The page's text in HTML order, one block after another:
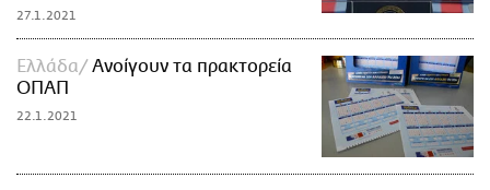
27.1.2021
Ελλάδα
Aνοίγουν τα πρακτορεία
ΟΠΑΠ
22.1.2021